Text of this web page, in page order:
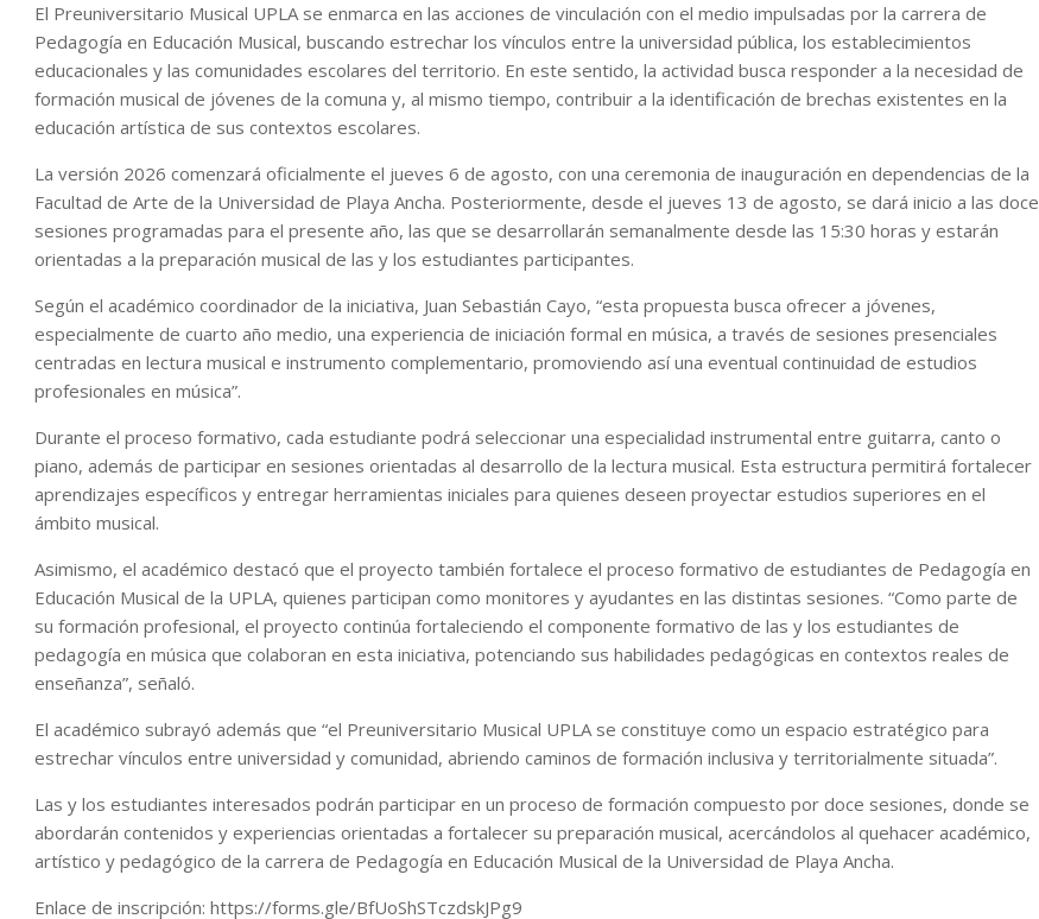
El Preuniversitario Musical UPLA se enmarca en las acciones de vinculación con el medio impulsadas por la carrera de
Pedagogía en Educación Musical, buscando estrechar los vínculos entre la universidad pública, los establecimientos
educacionales y las comunidades escolares del territorio. En este sentido, la actividad busca responder a la necesidad de
formación musical de jóvenes de la comuna y, al mismo tiempo, contribuir a la identificación de brechas existentes en la
educación artística de sus contextos escolares.
La versión 2026 comenzará oficialmente el jueves 6 de agosto, con una ceremonia de inauguración en dependencias de la
Facultad de Arte de la Universidad de Playa Ancha. Posteriormente, desde el jueves 13 de agosto, se dará inicio a las doce
sesiones programadas para el presente año, las que se desarrollarán semanalmente desde las 15:30 horas y estarán
orientadas a la preparación musical de las y los estudiantes participantes.
Según el académico coordinador de la iniciativa, Juan Sebastián Cayo, “esta propuesta busca ofrecer a jóvenes,
especialmente de cuarto año medio, una experiencia de iniciación formal en música, a través de sesiones presenciales
centradas en lectura musical e instrumento complementario, promoviendo así una eventual continuidad de estudios
profesionales en música”.
Durante el proceso formativo, cada estudiante podrá seleccionar una especialidad instrumental entre guitarra, canto o
piano, además de participar en sesiones orientadas al desarrollo de la lectura musical. Esta estructura permitirá fortalecer
aprendizajes específicos y entregar herramientas iniciales para quienes deseen proyectar estudios superiores en el
ámbito musical.
Asimismo, el académico destacó que el proyecto también fortalece el proceso formativo de estudiantes de Pedagogía en
Educación Musical de la UPLA, quienes participan como monitores y ayudantes en las distintas sesiones. “Como parte de
su formación profesional, el proyecto continúa fortaleciendo el componente formativo de las y los estudiantes de
pedagogía en música que colaboran en esta iniciativa, potenciando sus habilidades pedagógicas en contextos reales de
enseñanza”, señaló.
El académico subrayó además que “el Preuniversitario Musical UPLA se constituye como un espacio estratégico para
estrechar vínculos entre universidad y comunidad, abriendo caminos de formación inclusiva y territorialmente situada”.
Las y los estudiantes interesados podrán participar en un proceso de formación compuesto por doce sesiones, donde se
abordarán contenidos y experiencias orientadas a fortalecer su preparación musical, acercándolos al quehacer académico,
artístico y pedagógico de la carrera de Pedagogía en Educación Musical de la Universidad de Playa Ancha.
Enlace de inscripción: https://forms.gle/BfUoShSTczdskJPg9